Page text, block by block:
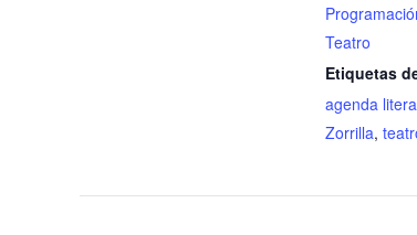
Teatro
Etiquetas
agenda
Zorrilla,